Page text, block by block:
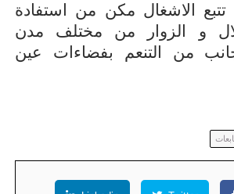
الاشغال مكن من استفادة
و الزوار من مختلف مدن
من التنعم بفضاءات عين